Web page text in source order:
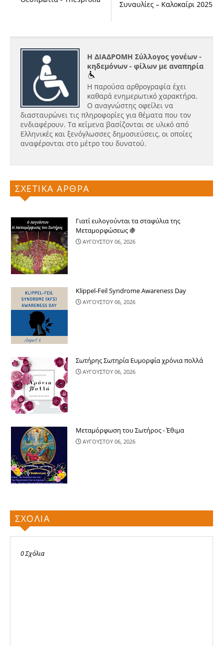
Συναυλίες – Καλοκαίρι 2025
Η ΔΙΑΔΡΟΜΗ Σύλλογος γονέων -
κηδεμόνων - φίλων με αναπηρία
Η παρούσα αρθρογραφία έχει
καθαρά ενημερωτικό χαρακτήρα.
Ο αναγνώστης οφείλει να
διασταυρώνει τις πληροφορίες για θέματα που τον
ενδιαφέρουν. Τα κείμενα βασίζονται σε υλικό από
Ελληνικές και ξενόγλωσσες δημοσιεύσεις, οι οποίες
αναφέρονται στο μέτρο του δυνατού.
ΣΧΕΤΙΚΑ ΑΡΘΡΑ
Γιατί ευλογούνται τα σταφύλια της
Μεταμορφώσεως 🍇
ΑΥΓΟΥΣΤΟΥ 06, 2026
Klippel-Feil Syndrome Awareness Day
ΑΥΓΟΥΣΤΟΥ 06, 2026
Σωτήρης Σωτηρία Ευμορφία χρόνια πολλά
ΑΥΓΟΥΣΤΟΥ 06, 2026
Μεταμόρφωση του Σωτήρος - Έθιμα
ΑΥΓΟΥΣΤΟΥ 06, 2026
ΣΧΟΛΙΑ
0 Σχόλια